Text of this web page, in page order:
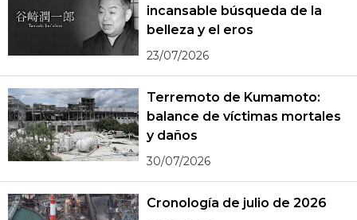
incansable búsqueda de la
belleza y el eros
23/07/2026
Terremoto de Kumamoto:
balance de víctimas mortales
y daños
30/07/2026
Cronología de julio de 2026